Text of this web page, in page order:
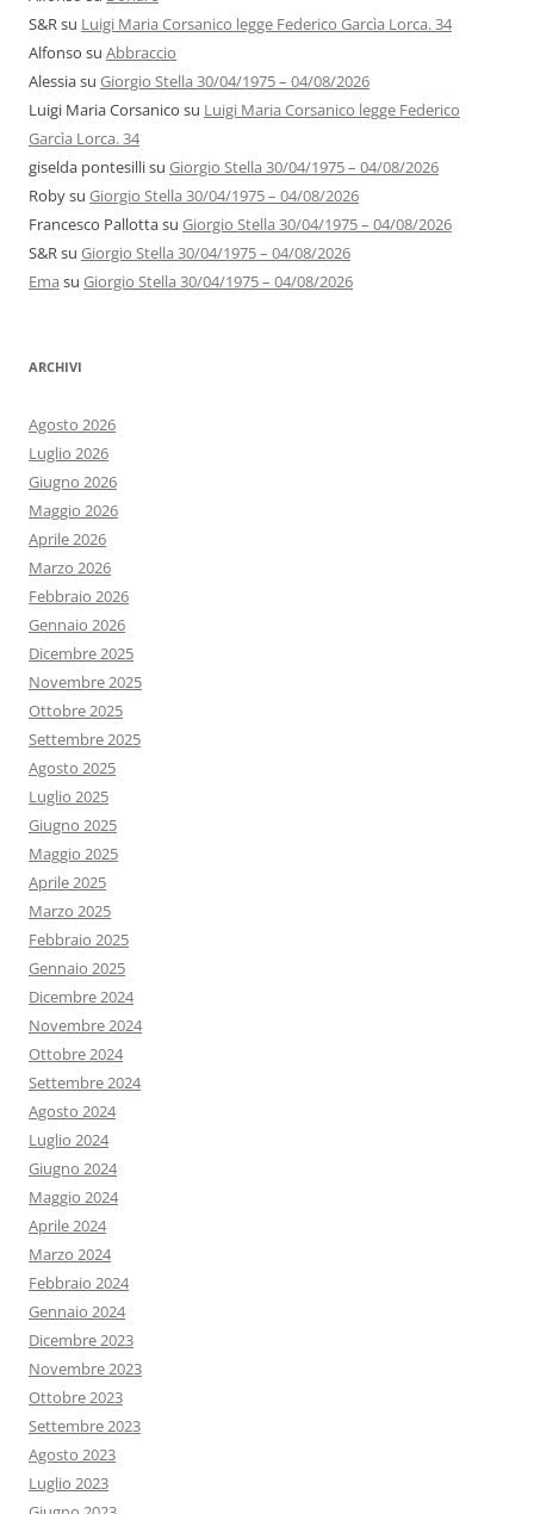
S&Rsu Luigi Maria Corsanico legge Federico Garcìa Lorca. 34
Alfonso su Abbraccio
Alessiasu Giorgio Stella 30/04/1975 – 04/08/2026
Luigi Maria Corsanico su Luigi Maria Corsanico legge Federico
Garcìa Lorca. 34
giselda pontesillisu Giorgio Stella 30/04/1975 – 04/08/2026
Robysu Giorgio Stella 30/04/1975 – 04/08/2026
Francesco Pallottasu Giorgio Stella 30/04/1975 – 04/08/2026
S&Rsu Giorgio Stella 30/04/1975 – 04/08/2026
Ema su Giorgio Stella 30/04/1975 – 04/08/2026
ARCHIVI
Agosto 2026
Luglio 2026
Giugno 2026
Maggio 2026
Aprile 2026
Marzo 2026
Febbraio 2026
Gennaio 2026
Dicembre 2025
Novembre 2025
Ottobre 2025
Settembre 2025
Agosto 2025
Luglio 2025
Giugno 2025
Maggio 2025
Aprile 2025
Marzo 2025
Febbraio 2025
Gennaio 2025
Dicembre 2024
Novembre 2024
Ottobre 2024
Settembre 2024
Agosto 2024
Luglio 2024
Giugno 2024
Maggio 2024
Aprile 2024
Marzo 2024
Febbraio 2024
Gennaio 2024
Dicembre 2023
Novembre 2023
Ottobre 2023
Settembre 2023
Agosto 2023
Luglio 2023